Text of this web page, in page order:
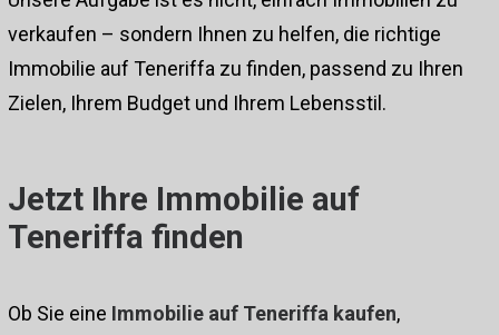
verkaufen – sondern Ihnen zu helfen, die richtige
Immobilie auf Teneriffa zu finden, passend zu Ihren
Zielen, Ihrem Budget und Ihrem Lebensstil.
Jetzt Ihre Immobilie auf
Teneriffa finden
Ob Sie eine Immobilie auf Teneriffa kaufen,